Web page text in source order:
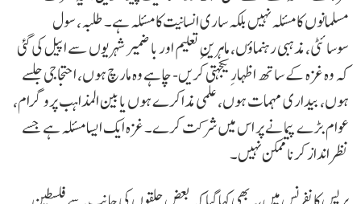
مسلمانوں کا مسئلہ نہیں بلکہ ساری انسانیت کا مسئلہ ہے۔ طلبہ، سول
سوسائٹی، مذہبی رہنماؤں، ماہرینِ تعلیم اور با ضمیر شہریوں سے اپیل کی گئی
کہ وہ غزہ کے ساتھ اظہارِ یکجہتی کریں- چاہے وہ مارچ ہوں، احتجاجی جلسے
ہوں، بیداری مہمات ہوں، علمی مذاکرے ہوں یا بین المذاہب پروگرام،
عوام بڑے پیمانے پر اس میں شرکت کرے۔ غزہ ایک ایسا مسئلہ ہے جسے
نظر انداز کرنا ممکن نہیں۔